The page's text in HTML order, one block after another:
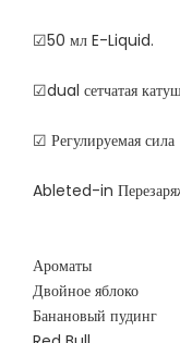
☑50 мл E-Liquid.
☑dual сетчатая
☑ Регулируемая сила
Ableted-in
Ароматы
Двойное
Банановый пудинг